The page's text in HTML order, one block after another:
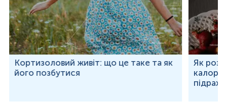
Кортизоловий живіт: що це таке та як
його позбутися
Як